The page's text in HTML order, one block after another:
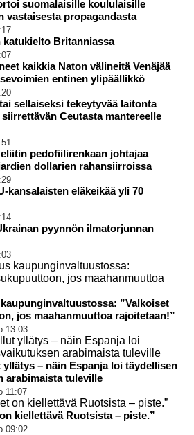
suomalaisille koululaisille
vastaisesta propagandasta
Britanniassa
kaikkia Naton välineitä Venäjää
entinen ylipäällikkö
sellaiseksi tekeytyvää laitonta
Ceutasta mantereelle
pedofiilirenkaan johtajaa
dollarien rahansiirroissa
kansalaisten eläkeikää yli 70
pyynnön ilmatorjunnan
”Valkoiset
jos maahanmuuttoa rajoitetaan!”
13:03
– näin Espanja loi täydellisen
arabimaista tuleville
11:07
kiellettävä Ruotsista – piste.”
09:02